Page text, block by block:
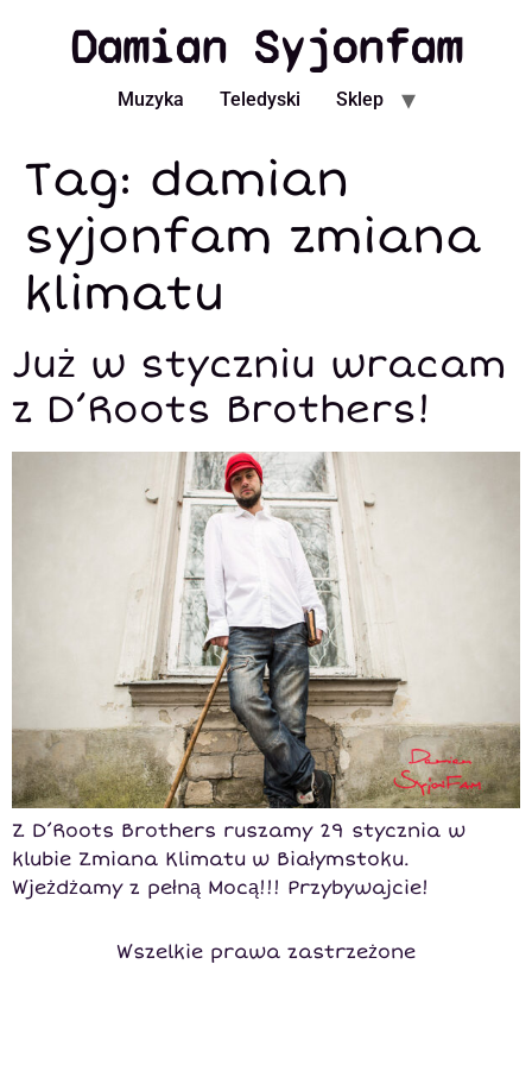
Damian Syjonfam
Muzyka Teledyski Sklep
Tag: damian
syjonfam zmiana
klimatu
Już w styczniu wracam
z D’Roots Brothers!
Z D’Roots Brothers ruszamy 29 stycznia w
klubie Zmiana Klimatu w Białymstoku.
Wjeżdżamy z pełną Mocą!!! Przybywajcie!
Wszelkie prawa zastrzeżone